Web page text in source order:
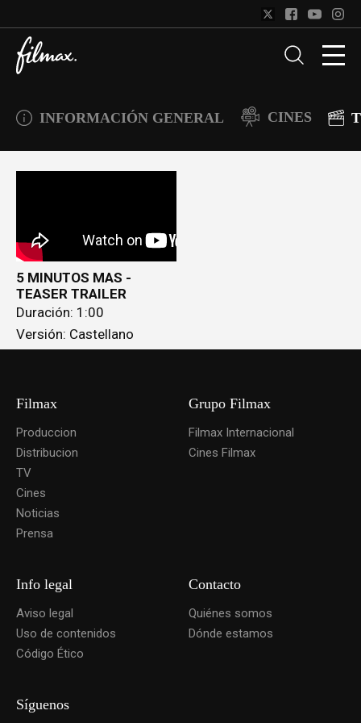
INFORMACIÓN GENERAL CINES
5 MINUTOS MAS -
TEASER TRAILER
Duración: 1:00
Versión: Castellano
Filmax
Produccion
Distribucion
TV
Cines
Noticias
Prensa
Grupo Filmax
Filmax Internacional
Cines Filmax
Info legal
Aviso legal
Uso de contenidos
Código Ético
Contacto
Quiénes somos
Dónde estamos
Síguenos